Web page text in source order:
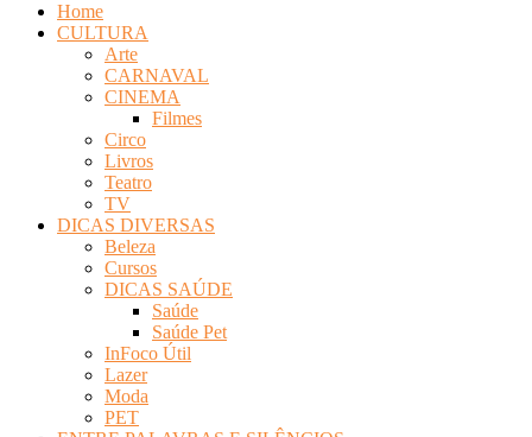
Home
CULTURA
Arte
CARNAVAL
CINEMA
Filmes
Circo
Livros
Teatro
TV
DICAS DIVERSAS
Beleza
Cursos
DICAS SAÚDE
Saúde
Saúde Pet
InFoco Útil
Lazer
Moda
PET